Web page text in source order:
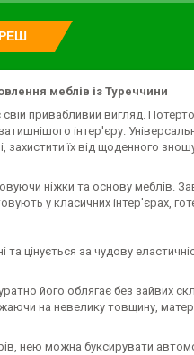
меблів із Туреччини
привабливий вигляд.
інтер'єру.
їх від щоденного
ніжки та основу меблів.
у класичних інтер'єрах,
цінується за чудову
його облягає без зайвих
на невелику товщину,
нею можна буксирувати